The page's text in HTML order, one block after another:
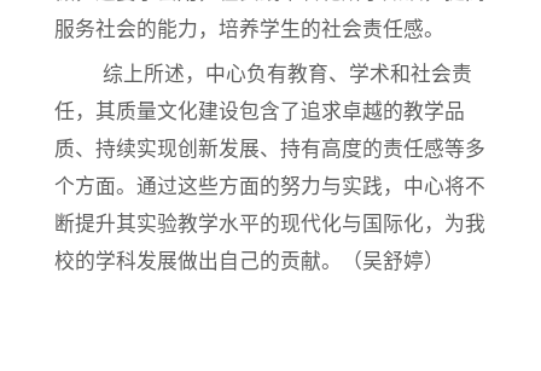
服务社会的能力，培养学生的社会责任感。
综上所述，中心负有教育、学术和社会责
任，其质量文化建设包含了追求卓越的教学品
质、持续实现创新发展、持有高度的责任感等多
个方面。通过这些方面的努力与实践，中心将不
断提升其实验教学水平的现代化与国际化，为我
校的学科发展做出自己的贡献。（吴舒婷）